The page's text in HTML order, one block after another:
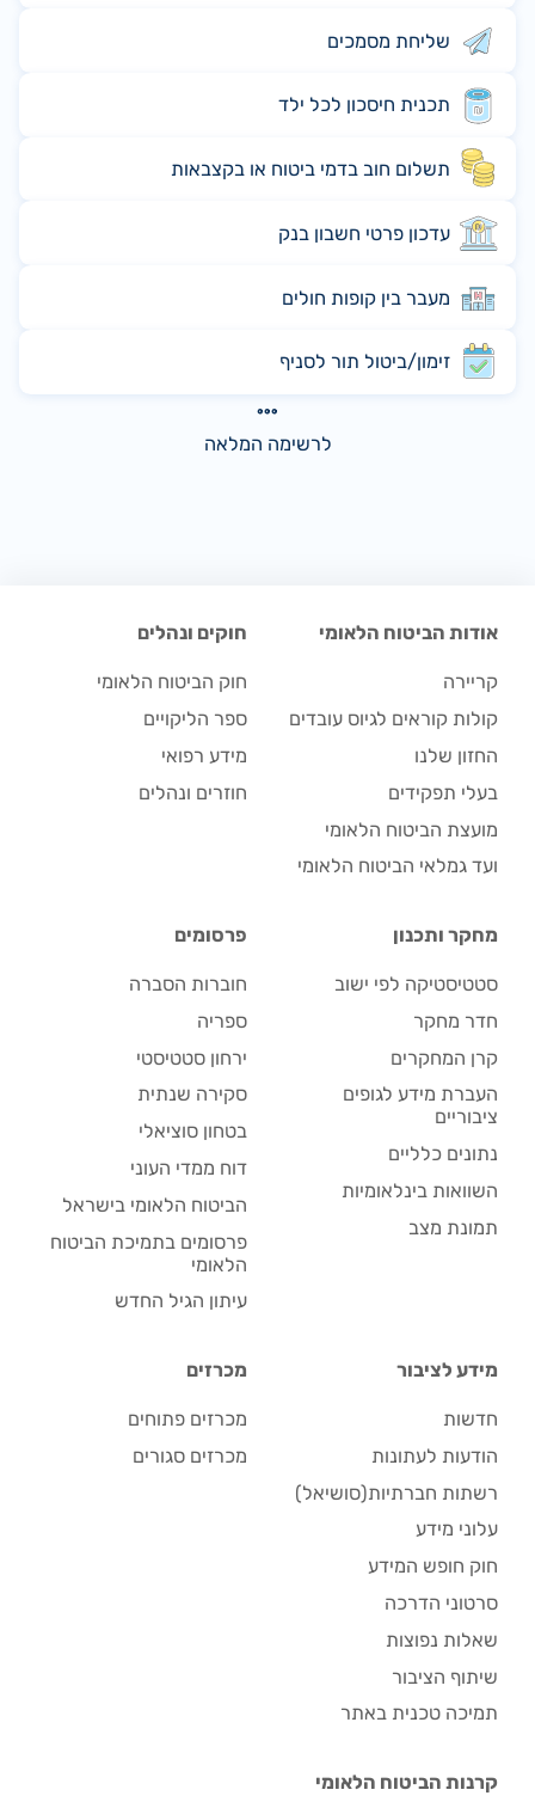
שליחת מסמכים
תכנית חיסכון לכל ילד
תשלום חוב בדמי ביטוח או בקצבאות
עדכון פרטי חשבון בנק
מעבר בין קופות חולים
זימון/ביטול תור לסניף
לרשימה המלאה
אודות הביטוח הלאומי
קריירה
קולות קוראים לגיוס עובדים
החזון שלנו
בעלי תפקידים
מועצת הביטוח הלאומי
ועד גמלאי הביטוח הלאומי
חוקים ונהלים
חוק הביטוח הלאומי
ספר הליקויים
מידע רפואי
חוזרים ונהלים
מחקר ותכנון
סטטיסטיקה לפי ישוב
חדר מחקר
קרן המחקרים
העברת מידע לגופים
ציבוריים
נתונים כלליים
השוואות בינלאומיות
תמונת מצב
פרסומים
חוברות הסברה
ספריה
ירחון סטטיסטי
סקירה שנתית
בטחון סוציאלי
דוח ממדי העוני
הביטוח הלאומי בישראל
פרסומים בתמיכת הביטוח
הלאומי
עיתון הגיל החדש
מידע לציבור
חדשות
הודעות לעתונות
רשתות חברתיות(סושיאל)
עלוני מידע
חוק חופש המידע
סרטוני הדרכה
שאלות נפוצות
שיתוף הציבור
תמיכה טכנית באתר
מכרזים
מכרזים פתוחים
מכרזים סגורים
קרנות הביטוח הלאומי